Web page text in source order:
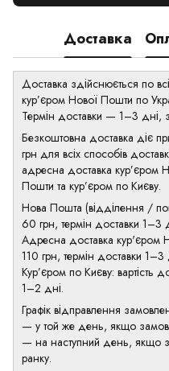
Доставка
Доставка здійснюється по
кур’єром Нової Пошти по
Термін доставки — 1–3 дні,
Безкоштовна доставка діє
грн для всіх способів
адресна доставка кур’єром
Пошти та кур’єром по Києву.
Нова Пошта (відділення /
60 грн, термін доставки 1–3
Адресна доставка кур'єром
110 грн, термін доставки 1–3
Кур’єром по Києву: вартість
1–2 дні.
Графік відправлення
— у той же день, якщо
— на наступний день, якщо
ранку.